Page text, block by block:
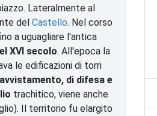
Lateralmente al
del Castello. Nel corso
a uguagliare l'antica
XVI secolo. All'epoca la
le edificazioni di torri
di difesa e
trachitico, viene anche
Il territorio fu elargito